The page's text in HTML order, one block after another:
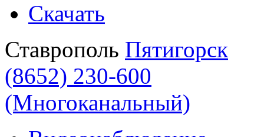
Скачать
Ставрополь Пятигорск
(8652) 230-600
(Многоканальный)